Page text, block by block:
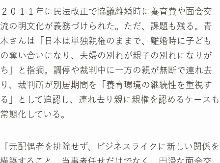
２０１１年に民法改正で協議離婚時に養育費や面会交
流の明文化が義務づけられた。ただ、課題も残る。青
木さんは「日本は単独親権のままで、離婚時に子ども
の奪い合いになり、夫婦の別れが親子の別れになりが
ち」と指摘。調停や裁判中に一方の親が無断で連れ去
り、裁判所が別居期間を「養育環境の継続性を重視す
る」として追認し、連れ去り親に親権を認めるケースも
常態化している。
「元配偶者を排除せず、ビジネスライクに新しい関係を
構築すること。当事者任せだけでなく、円滑な面会交